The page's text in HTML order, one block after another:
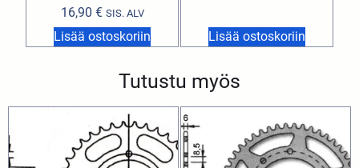
16,90 € SIS. ALV
Lisää ostoskoriin Lisää ostoskoriin
Tutustu myös